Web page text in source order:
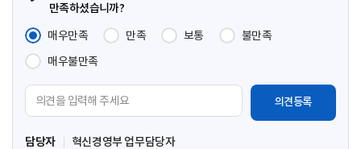
만족하셨습니까?
매우만족
만족 보통
불만족
매우불만족
견
입
담당자 혁신경영부 업무담당자